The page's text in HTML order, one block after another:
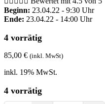
Beginn: 23.04.22 - 9:30 Uhr
Ende: 23.04.22 - 14:00 Uhr
4 vorrätig
85,00 € (inkl. MwSt)
inkl. 19% MwSt.
4 vorrätig